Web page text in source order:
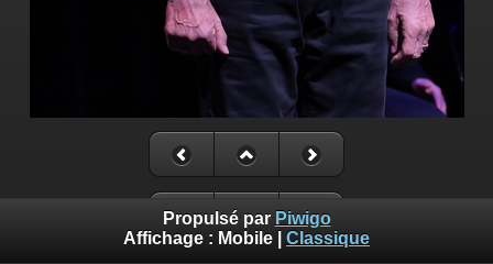
Propulsé par Piwigo
Affichage : Mobile Classique